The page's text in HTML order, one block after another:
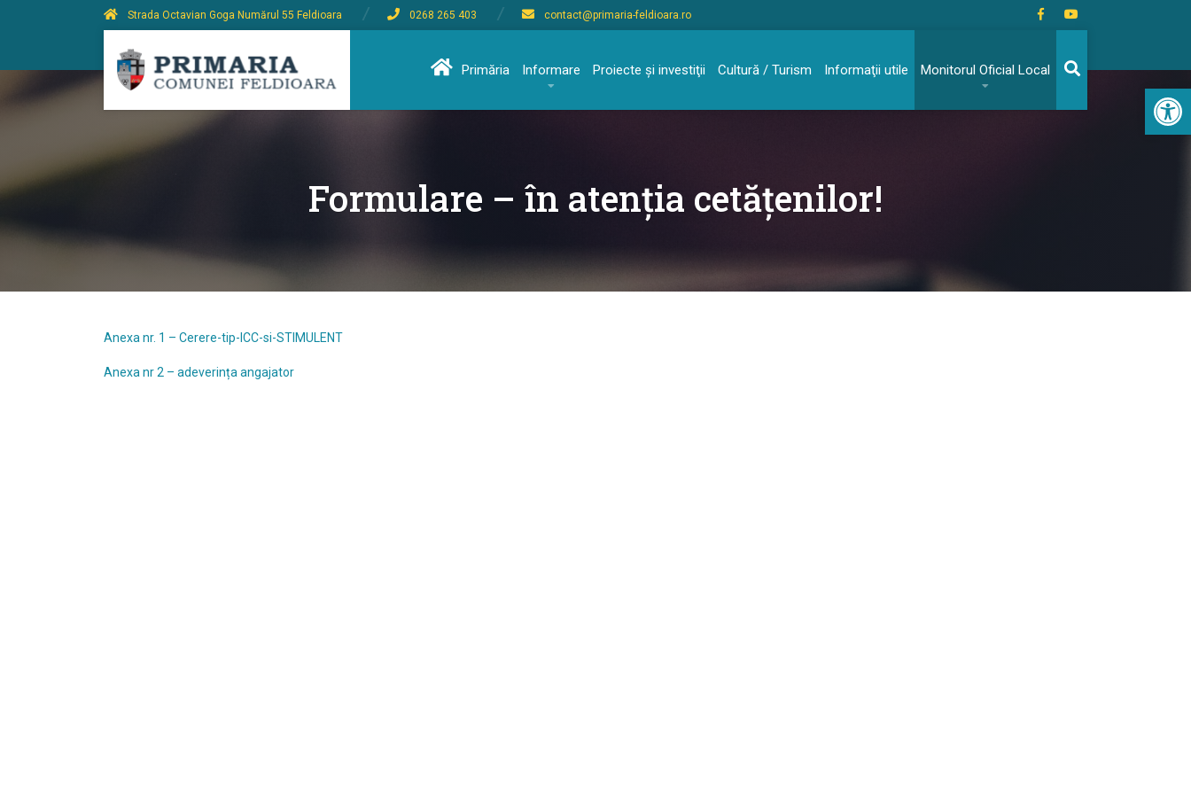
Strada Octavian Goga Numărul 55 Feldioara 0268 265 403 contact@primaria-feldioara.ro
Primăria Informare Proiecte şi investiţii Cultură / Turism Informaţii utile Monitorul Oficial Local
Formulare – în atenția cetățenilor!
Anexa nr. 1 – Cerere-tip-ICC-si-STIMULENT
Anexa nr 2 – adeverința angajator